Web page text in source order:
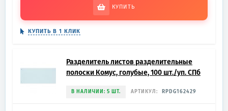
КУПИТЬ
КУПИТЬ В 1 КЛИК
Разделитель листов разделительные
полоски Комус, голубые, 100 шт./уп. СПб
В НАЛИЧИИ: 5 ШТ. АРТИКУЛ: RPDG162429